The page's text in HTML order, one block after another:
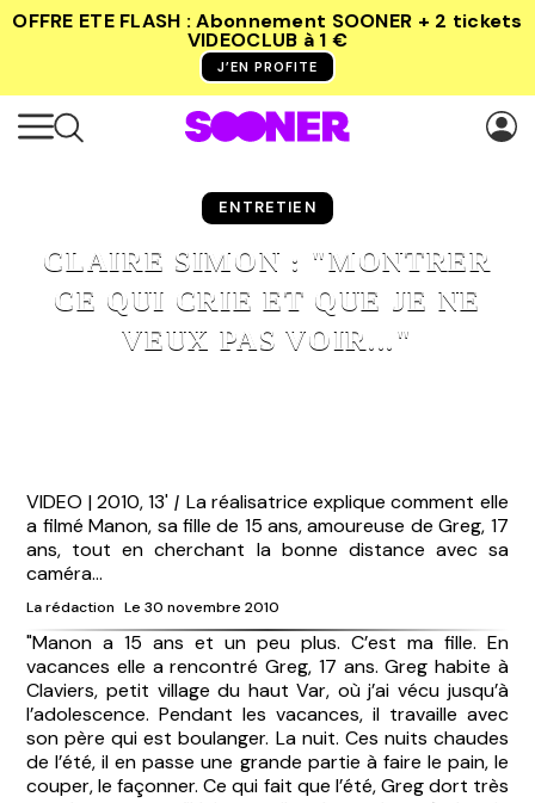
OFFRE ETE FLASH : Abonnement SOONER + 2 tickets
VIDEOCLUB à 1 €
J’EN PROFITE
ENTRETIEN
CLAIRE SIMON : "MONTRER
CE QUI CRIE ET QUE JE NE
VEUX PAS VOIR..."
VIDEO | 2010, 13' | La réalisatrice explique comment elle
a filmé Manon, sa fille de 15 ans, amoureuse de Greg, 17
ans, tout en cherchant la bonne distance avec sa
caméra...
La rédaction Le 30 novembre 2010
"Manon a 15 ans et un peu plus. C’est ma fille. En
vacances elle a rencontré Greg, 17 ans. Greg habite à
Claviers, petit village du haut Var, où j’ai vécu jusqu’à
l’adolescence. Pendant les vacances, il travaille avec
son père qui est boulanger. La nuit. Ces nuits chaudes
de l’été, il en passe une grande partie à faire le pain, le
couper, le façonner. Ce qui fait que l’été, Greg dort très